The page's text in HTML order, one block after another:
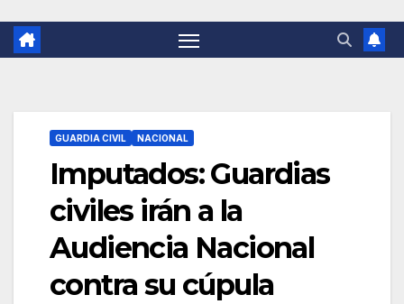
GUARDIA CIVIL NACIONAL
Imputados: Guardias
civiles irán a la
Audiencia Nacional
contra su cúpula